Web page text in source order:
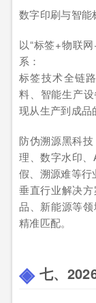
数字印刷与智能
以“标签+物联
系：
标签技术全链
料、智能生产
现从生产到成品
防伪溯源黑科
理、数字水印
假、溯源难等行
垂直行业解决
品、新能源等
精准匹配。
七、